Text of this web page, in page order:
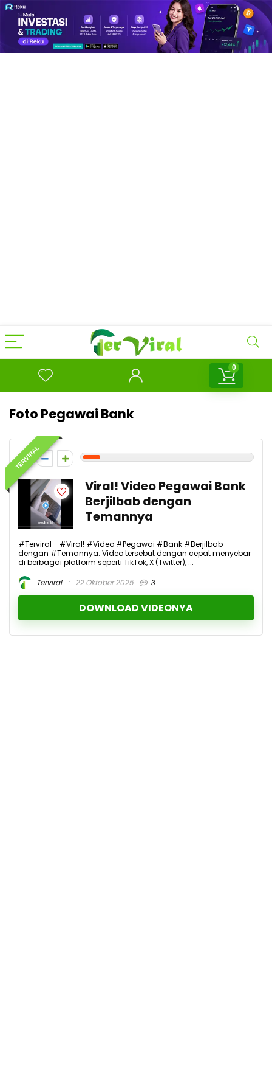
0
Foto Pegawai Bank
TERVIRAL
1
Viral! Video Pegawai Bank
Berjilbab dengan
Temannya
#Terviral - #Viral! #Video #Pegawai #Bank #Berjilbab
dengan #Temannya. Video tersebut dengan cepat menyebar
di berbagai platform seperti TikTok, X (Twitter), ...
Terviral
22 Oktober 2025 3
DOWNLOAD VIDEONYA